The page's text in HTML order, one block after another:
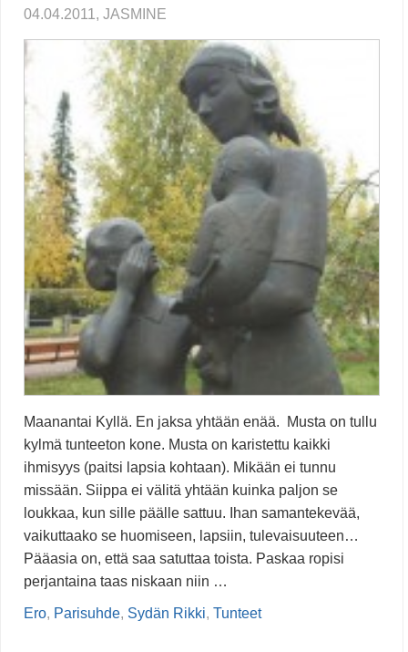
04.04.2011, JASMINE
Maanantai Kyllä. En jaksa yhtään enää. Musta on tullu
kylmä tunteeton kone. Musta on karistettu kaikki
ihmisyys (paitsi lapsia kohtaan). Mikään ei tunnu
missään. Siippa ei välitä yhtään kuinka paljon se
loukkaa, kun sille päälle sattuu. Ihan samantekevää,
vaikuttaako se huomiseen, lapsiin, tulevaisuuteen…
Pääasia on, että saa satuttaa toista. Paskaa ropisi
perjantaina taas niskaan niin …
Ero, Parisuhde, Sydän Rikki, Tunteet